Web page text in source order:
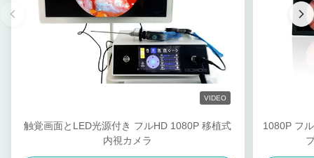
VIDEO
触覚画面とLED光源付き フルHD 1080P 移植式
内視カメラ
1080P フ